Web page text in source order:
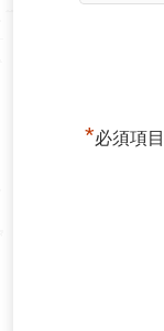
*必須項目